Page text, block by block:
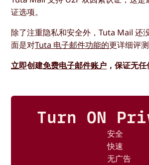
证选项。
除了注重隐私和安全外，Tuta Mail 还
面是对Tuta 电子邮件功能的更详细评测
立即创建免费电子邮件账户 ，保证无
Turn ON
安全
快速
无广告